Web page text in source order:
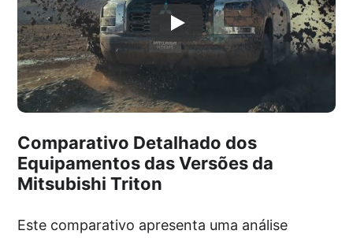
Comparativo Detalhado dos
Equipamentos das Versões da
Mitsubishi Triton
Este comparativo apresenta uma análise